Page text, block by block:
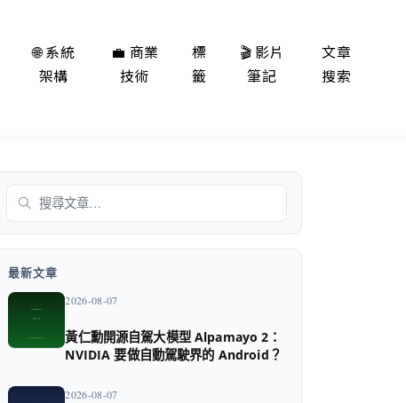
🌐 系統
架構
💼 商業
技術
標
籤
🎬 影片
筆記
文章
搜索
搜尋
最新文章
2026-08-07
黃仁勳開源自駕大模型 Alpamayo 2：
NVIDIA 要做自動駕駛界的 Android？
2026-08-07